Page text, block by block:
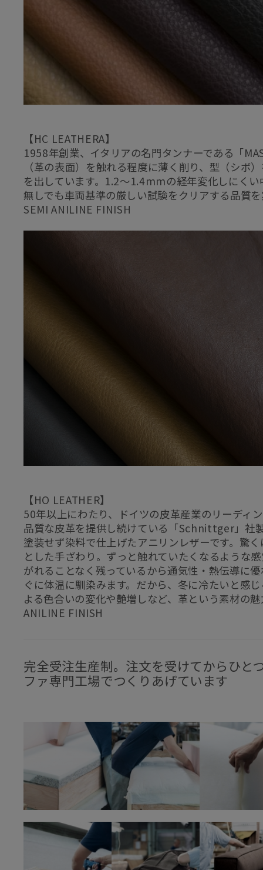
【HC LEATHERA】
1958年創業、イタリアの名門タンナーである「
（革の表面）を触れる程度に薄く削り、型（シボ
を出しています。1.2～1.4mmの経年変化しにく
無しでも車両基準の厳しい試験をクリアする品質
SEMI ANILINE FINISH
【HO LEATHER】
50年以上にわたり、ドイツの皮革産業のリーディ
品質な皮革を提供し続けている「Schnittger」社
塗装せず染料で仕上げたアニリンレザーです。驚
とした手ざわり。ずっと触れていたくなるような
がれることなく残っているから通気性・熱伝導に
ぐに体温に馴染みます。だから、冬に冷たいと感
よる色合いの変化や艶増しなど、革という素材の
ANILINE FINISH
完全受注生産制。注文を受けてからひと
ファ専門工場でつくりあげています